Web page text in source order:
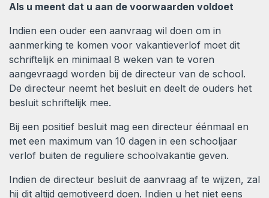
Als u meent dat u aan de voorwaarden voldoet
Indien een ouder een aanvraag wil doen om in
aanmerking te komen voor vakantieverlof moet dit
schriftelijk en minimaal 8 weken van te voren
aangevraagd worden bij de directeur van de school.
De directeur neemt het besluit en deelt de ouders het
besluit schriftelijk mee.
Bij een positief besluit mag een directeur éénmaal en
met een maximum van 10 dagen in een schooljaar
verlof buiten de reguliere schoolvakantie geven.
Indien de directeur besluit de aanvraag af te wijzen, zal
hij dit altijd gemotiveerd doen. Indien u het niet eens